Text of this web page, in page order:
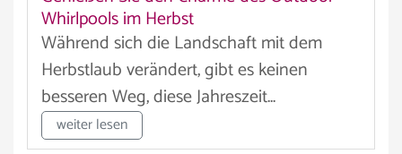
Whirlpools im Herbst
Während sich die Landschaft mit dem
Herbstlaub verändert, gibt es keinen
besseren Weg, diese Jahreszeit...
weiter lesen